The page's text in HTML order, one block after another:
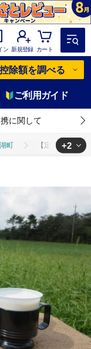
ン 新規登録 カート
控除額を調べる
ご利用ガイド
に関して
町 【定期便】富
+2